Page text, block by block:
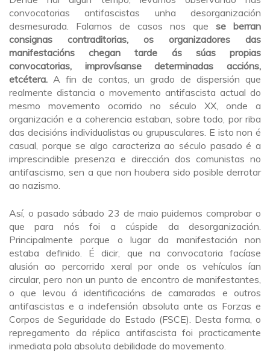
convocatorias antifascistas unha desorganización
desmesurada. Falamos de casos nos que se berran
consignas contraditorias, os organizadores das
manifestacións chegan tarde ás súas propias
convocatorias, improvísanse determinadas accións,
etcétera. A fin de contas, un grado de dispersión que
realmente distancia o movemento antifascista actual do
mesmo movemento ocorrido no século XX, onde a
organización e a coherencia estaban, sobre todo, por riba
das decisións individualistas ou grupusculares. E isto non é
casual, porque se algo caracteriza ao século pasado é a
imprescindible presenza e dirección dos comunistas no
antifascismo, sen a que non houbera sido posible derrotar
ao nazismo.
Así, o pasado sábado 23 de maio puidemos comprobar o
que para nós foi a cúspide da desorganización.
Principalmente porque o lugar da manifestación non
estaba definido. É dicir, que na convocatoria facíase
alusión ao percorrido xeral por onde os vehículos ían
circular, pero non un punto de encontro de manifestantes,
o que levou á identificacións de camaradas e outros
antifascistas e a indefensión absoluta ante as Forzas e
Corpos de Seguridade do Estado (FSCE). Desta forma, o
repregamento da réplica antifascista foi practicamente
inmediata pola absoluta debilidade do movemento.